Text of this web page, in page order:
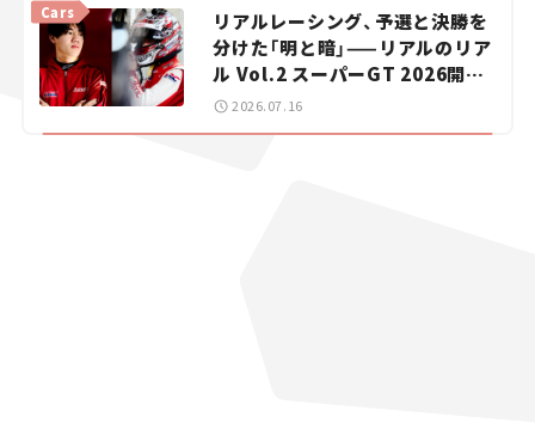
リアルレーシング、予選と決勝を
分けた「明と暗」——リアルのリア
ル Vol.2 スーパーGT 2026開幕
戦 岡山国際サーキット
Cars
2026.07.16